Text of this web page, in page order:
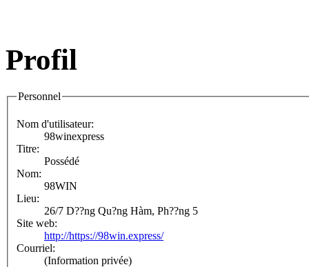
Profil
Personnel
Nom d'utilisateur:
98winexpress
Titre:
Possédé
Nom:
98WIN
Lieu:
26/7 D??ng Qu?ng Hàm, Ph??ng 5
Site web:
http://https://98win.express/
Courriel:
(Information privée)